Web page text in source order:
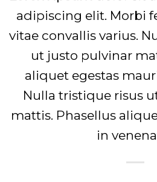
adipiscing elit. Morbi
vitae convallis varius.
ut justo pulvinar
aliquet egestas
Nulla tristique risus
mattis. Phasellus
in